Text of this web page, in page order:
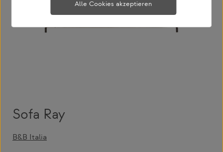
Sofa Ray
B&B Italia
Alle Cookies akzeptieren